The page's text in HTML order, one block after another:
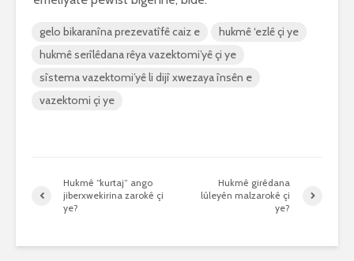
gelo bikaranîna prezevatîfê caiz e
hukmê ‘ezlê çi ye
hukmê serîlêdana rêya vazektomi’yê çi ye
sîstema vazektomi’yê li dijî xwezaya însên e
vazektomi çi ye
Hukmê “kurtaj” ango
jiberxwekirina zarokê çi
ye?
Hukmê girêdana
lûleyên malzarokê çi
ye?